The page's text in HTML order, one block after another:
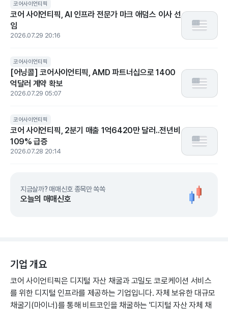
코어사이언티픽
코어 사이언티픽, AI 인프라 전문가 마크 애덤스 이사 선
임
2026.07.29 20:16
코어사이언티픽
[어닝콜] 코어사이언티픽, AMD 파트너십으로 1400
억달러 계약 확보
2026.07.29 05:07
코어사이언티픽
코어 사이언티픽, 2분기 매출 1억6420만 달러..전년비
109% 급증
2026.07.28 20:14
지금살까? 매매신호 종목만 쏙쏙
오늘의 매매신호
기업 개요
코어 사이언티픽은 디지털 자산 채굴과 고밀도 코로케이션 서비스
를 위한 디지털 인프라를 제공하는 기업입니다. 자체 보유한 대규모
채굴기(마이너)를 통해 비트코인을 채굴하는 '디지털 자산 자체 채